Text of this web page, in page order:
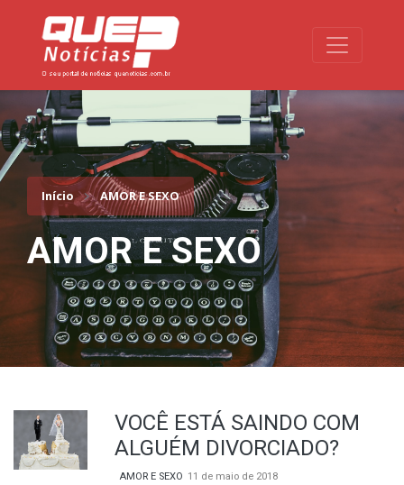
Toggle
Início AMOR E SEXO
AMOR E SEXO
VOCÊ ESTÁ SAINDO COM
ALGUÉM DIVORCIADO?
AMOR E SEXO 11 de maio de 2018